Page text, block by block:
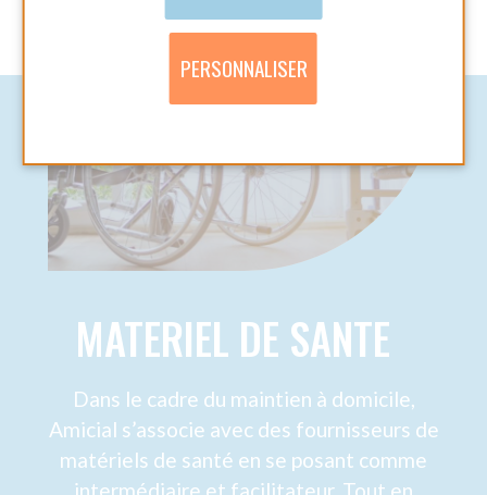
(cannes, déambulateurs, fauteuils roulants)